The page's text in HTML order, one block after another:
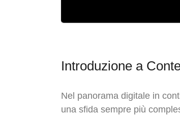
Introduzione a
Nel panorama digitale in
una sfida sempre più